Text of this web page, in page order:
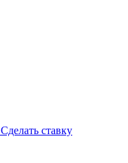
Сделать ставку